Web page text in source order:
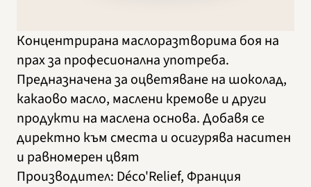
Концентрирана маслоразтворима боя на
прах за професионална употреба.
Предназначена за оцветяване на шоколад,
какаово масло, маслени кремове и други
продукти на маслена основа. Добавя се
директно към сместа и осигурява наситен
и равномерен цвят
Производител: Déco'Relief, Франция